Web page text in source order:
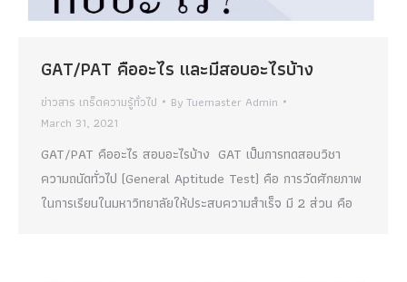
GAT/PAT คืออะไร และมีสอบอะไรบ้าง
ข่าวสาร เกร็ดความรู้ทั่วไป ByTuemaster Admin
March 31, 2021
GAT/PAT คืออะไร สอบอะไรบ้าง GAT เป็นการทดสอบวิชา
ความถนัดทั่วไป (General Aptitude Test) คือ การวัดศักยภาพ
ในการเรียนในมหาวิทยาลัยให้ประสบความสำเร็จ มี 2 ส่วน คือ